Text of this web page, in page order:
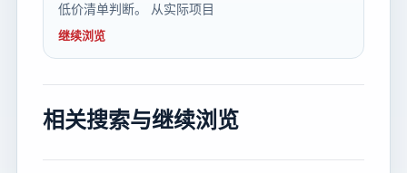
低价清单判断。 从实际项目
继续浏览
相关搜索与继续浏览